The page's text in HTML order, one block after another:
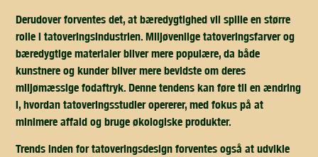
Derudover forventes det, at bæredygtighed vil spille en større
rolle i tatoveringsindustrien. Miljøvenlige tatoveringsfarver og
bæredygtige materialer bliver mere populære, da både
kunstnere og kunder bliver mere bevidste om deres
miljømæssige fodaftryk. Denne tendens kan føre til en ændring
i, hvordan tatoveringsstudier opererer, med fokus på at
minimere affald og bruge økologiske produkter.
Trends inden for tatoveringsdesign forventes også at udvikle